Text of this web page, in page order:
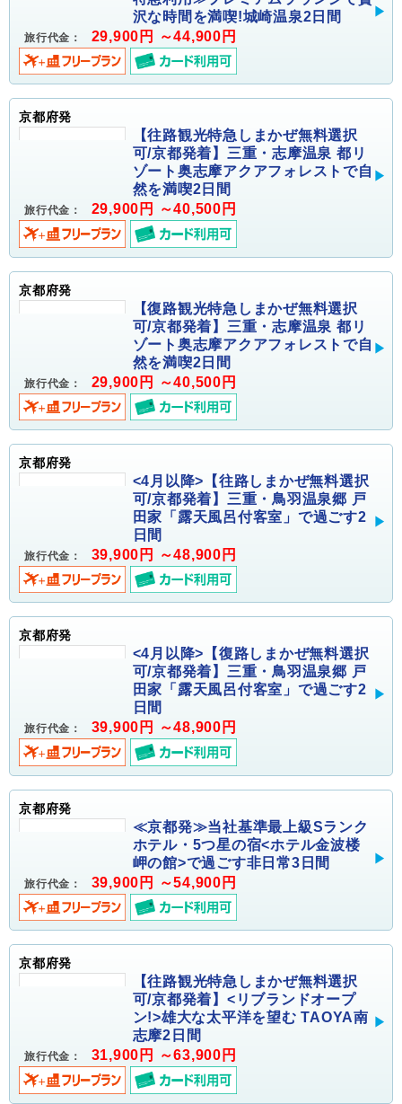
沢な時間を満喫!城崎温泉2日間
旅行代金： 29,900円 ～44,900円
京都府発
【往路観光特急しまかぜ無料選択
可/京都発着】三重・志摩温泉 都リ
ゾート奥志摩アクアフォレストで自
然を満喫2日間
旅行代金： 29,900円 ～40,500円
京都府発
【復路観光特急しまかぜ無料選択
可/京都発着】三重・志摩温泉 都リ
ゾート奥志摩アクアフォレストで自
然を満喫2日間
旅行代金： 29,900円 ～40,500円
京都府発
<4月以降>【往路しまかぜ無料選択
可/京都発着】三重・鳥羽温泉郷 戸
田家「露天風呂付客室」で過ごす2
日間
旅行代金： 39,900円 ～48,900円
京都府発
<4月以降>【復路しまかぜ無料選択
可/京都発着】三重・鳥羽温泉郷 戸
田家「露天風呂付客室」で過ごす2
日間
旅行代金： 39,900円 ～48,900円
京都府発
≪京都発≫当社基準最上級Sランク
ホテル・5つ星の宿<ホテル金波楼
岬の館>で過ごす非日常3日間
旅行代金： 39,900円 ～54,900円
京都府発
【往路観光特急しまかぜ無料選択
可/京都発着】<リブランドオープ
ン!>雄大な太平洋を望む TAOYA南
志摩2日間
旅行代金： 31,900円 ～63,900円